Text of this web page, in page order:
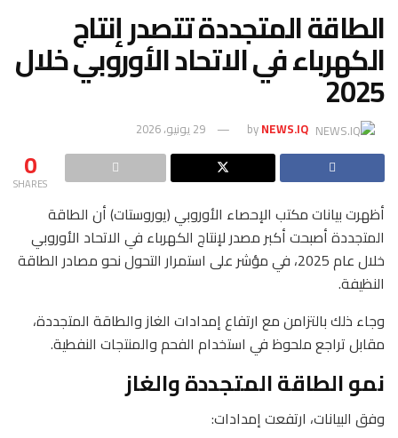
الطاقة المتجددة تتصدر إنتاج
الكهرباء في الاتحاد الأوروبي خلال
2025
byNEWS.IQ 29 يونيو، 2026
0
SHARES
أظهرت بيانات مكتب الإحصاء الأوروبي (يوروستات) أن الطاقة
المتجددة أصبحت أكبر مصدر لإنتاج الكهرباء في الاتحاد الأوروبي
خلال عام 2025، في مؤشر على استمرار التحول نحو مصادر الطاقة
النظيفة.
وجاء ذلك بالتزامن مع ارتفاع إمدادات الغاز والطاقة المتجددة،
مقابل تراجع ملحوظ في استخدام الفحم والمنتجات النفطية.
نمو الطاقة المتجددة والغاز
وفق البيانات، ارتفعت إمدادات: